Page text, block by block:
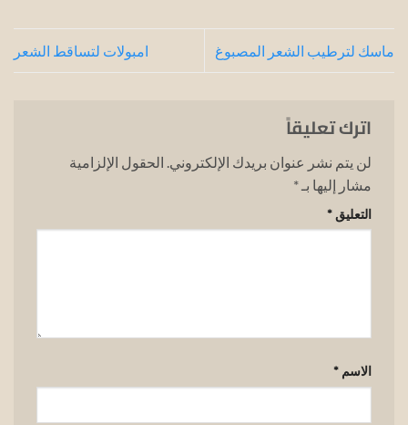
ماسك لترطيب الشعر المصبوغ امبولات لتساقط الشعر
اترك تعليقاً
لن يتم نشر عنوان بريدك الإلكتروني. الحقول الإلزامية
مشار إليها بـ *
التعليق *
الاسم *